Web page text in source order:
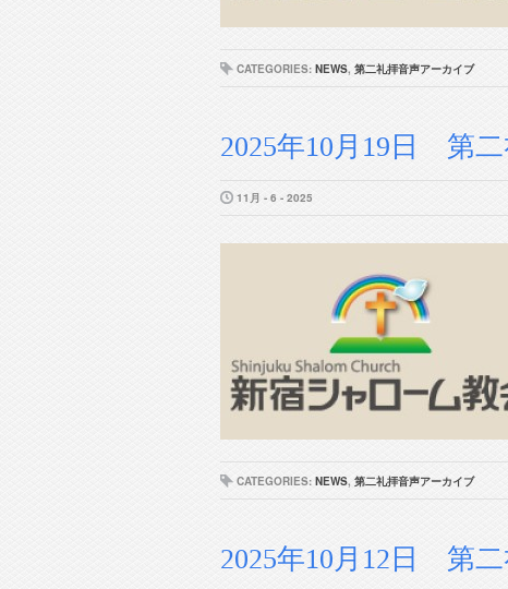
CATEGORIES: NEWS, 第二礼拝音声アーカイブ
2025年10月19日 第
11月 - 6 - 2025
CATEGORIES: NEWS, 第二礼拝音声アーカイブ
2025年10月12日 第